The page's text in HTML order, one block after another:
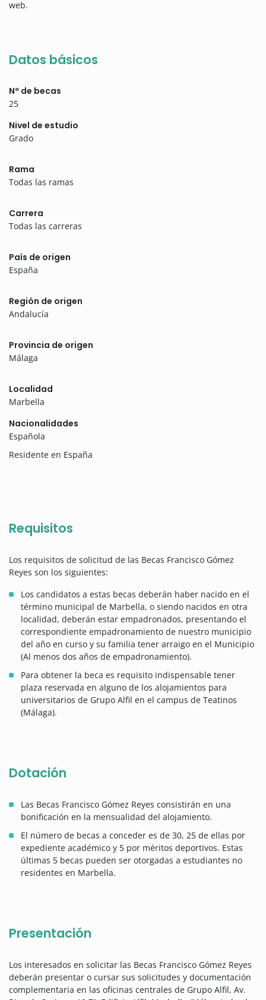
web.
Datos básicos
Nº de becas
25
Nivel de estudio
Grado
Rama
Todas las ramas
Carrera
Todas las carreras
País de origen
España
Región de origen
Andalucía
Provincia de origen
Málaga
Localidad
Marbella
Nacionalidades
Española
Residente en España
Requisitos
Los requisitos de solicitud de las Becas Francisco Gómez
Reyes son los siguientes:
Los candidatos a estas becas deberán haber nacido en el
término municipal de Marbella, o siendo nacidos en otra
localidad, deberán estar empadronados, presentando el
correspondiente empadronamiento de nuestro municipio
del año en curso y su familia tener arraigo en el Municipio
(Al menos dos años de empadronamiento).
Para obtener la beca es requisito indispensable tener
plaza reservada en alguno de los alojamientos para
universitarios de Grupo Alfil en el campus de Teatinos
(Málaga).
Dotación
Las Becas Francisco Gómez Reyes consistirán en una
bonificación en la mensualidad del alojamiento.
El número de becas a conceder es de 30, 25 de ellas por
expediente académico y 5 por méritos deportivos. Estas
últimas 5 becas pueden ser otorgadas a estudiantes no
residentes en Marbella.
Presentación
Los interesados en solicitar las Becas Francisco Gómez Reyes
deberán presentar o cursar sus solicitudes y documentación
complementaria en las oficinas centrales de Grupo Alfil, Av.